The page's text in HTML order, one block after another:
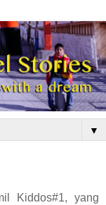
▼
Kiddos#1, yang